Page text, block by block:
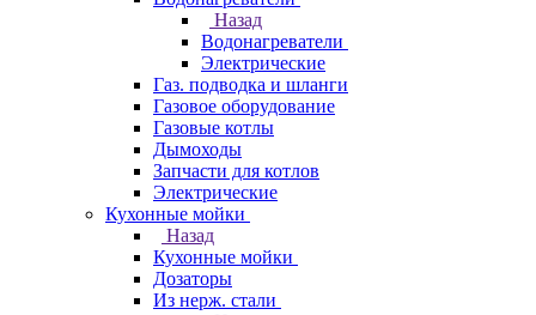
Назад
Водонагреватели
Электрические
Газ. подводка и шланги
Газовое оборудование
Газовые котлы
Дымоходы
Запчасти для котлов
Электрические
Кухонные мойки
Назад
Кухонные мойки
Дозаторы
Из нерж. стали